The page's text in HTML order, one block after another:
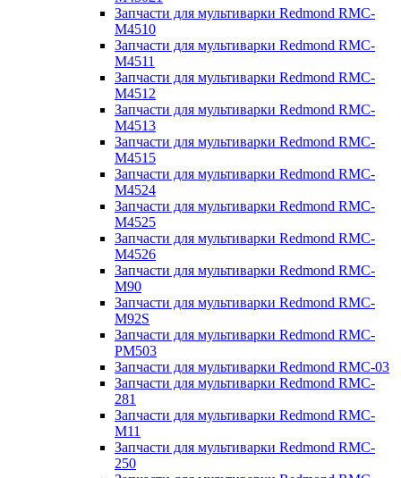
Запчасти для мультиварки Redmond RMC-
M4510
Запчасти для мультиварки Redmond RMC-
M4511
Запчасти для мультиварки Redmond RMC-
M4512
Запчасти для мультиварки Redmond RMC-
M4513
Запчасти для мультиварки Redmond RMC-
M4515
Запчасти для мультиварки Redmond RMC-
M4524
Запчасти для мультиварки Redmond RMC-
M4525
Запчасти для мультиварки Redmond RMC-
M4526
Запчасти для мультиварки Redmond RMC-
M90
Запчасти для мультиварки Redmond RMC-
M92S
Запчасти для мультиварки Redmond RMC-
PM503
Запчасти для мультиварки Redmond RMC-03
Запчасти для мультиварки Redmond RMC-
281
Запчасти для мультиварки Redmond RMC-
M11
Запчасти для мультиварки Redmond RMC-
250